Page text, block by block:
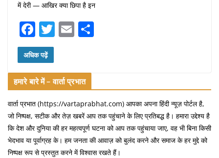
में देरी — आखिर क्या छिपा है इन
F
a
c
e
b
o
o
k
T
er
E
l
अधिक पढ़ें
हमारे बारे में – वार्ता प्रभात
वार्ता प्रभात (https://vartaprabhat.com) आपका अपना हिंदी न्यूज़ पोर्टल है,
जो निष्पक्ष, सटीक और तेज़ खबरें आप तक पहुंचाने के लिए प्रतिबद्ध है। हमारा उद्देश्य है
कि देश और दुनिया की हर महत्वपूर्ण घटना को आप तक पहुंचाया जाए, वह भी बिना किसी
भेदभाव या पूर्वाग्रह के। हम जनता की आवाज़ को बुलंद करने और समाज के हर मुद्दे को
निष्पक्ष रूप से प्रस्तुत करने में विश्वास रखते हैं।